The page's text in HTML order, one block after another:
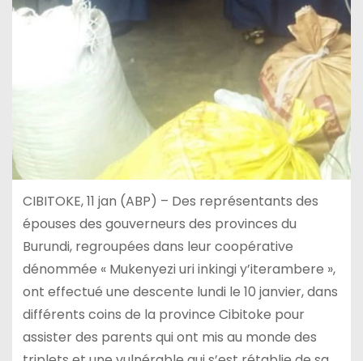
CIBITOKE, 11 jan (ABP) – Des représentants des
épouses des gouverneurs des provinces du
Burundi, regroupées dans leur coopérative
dénommée « Mukenyezi uri inkingi y’iterambere »,
ont effectué une descente lundi le 10 janvier, dans
différents coins de la province Cibitoke pour
assister des parents qui ont mis au monde des